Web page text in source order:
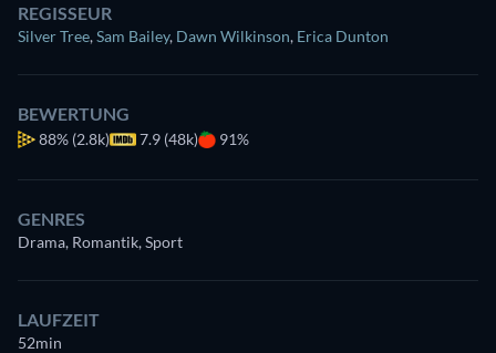
REGISSEUR
Silver Tree,Sam Bailey, Dawn Wilkinson, Erica Dunton
BEWERTUNG
88% (2.8k) 7.9 (48k) 91%
GENRES
Drama, Romantik, Sport
LAUFZEIT
52min